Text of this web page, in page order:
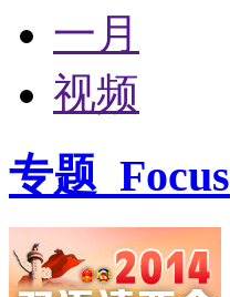
一月
视频
专题 Focus